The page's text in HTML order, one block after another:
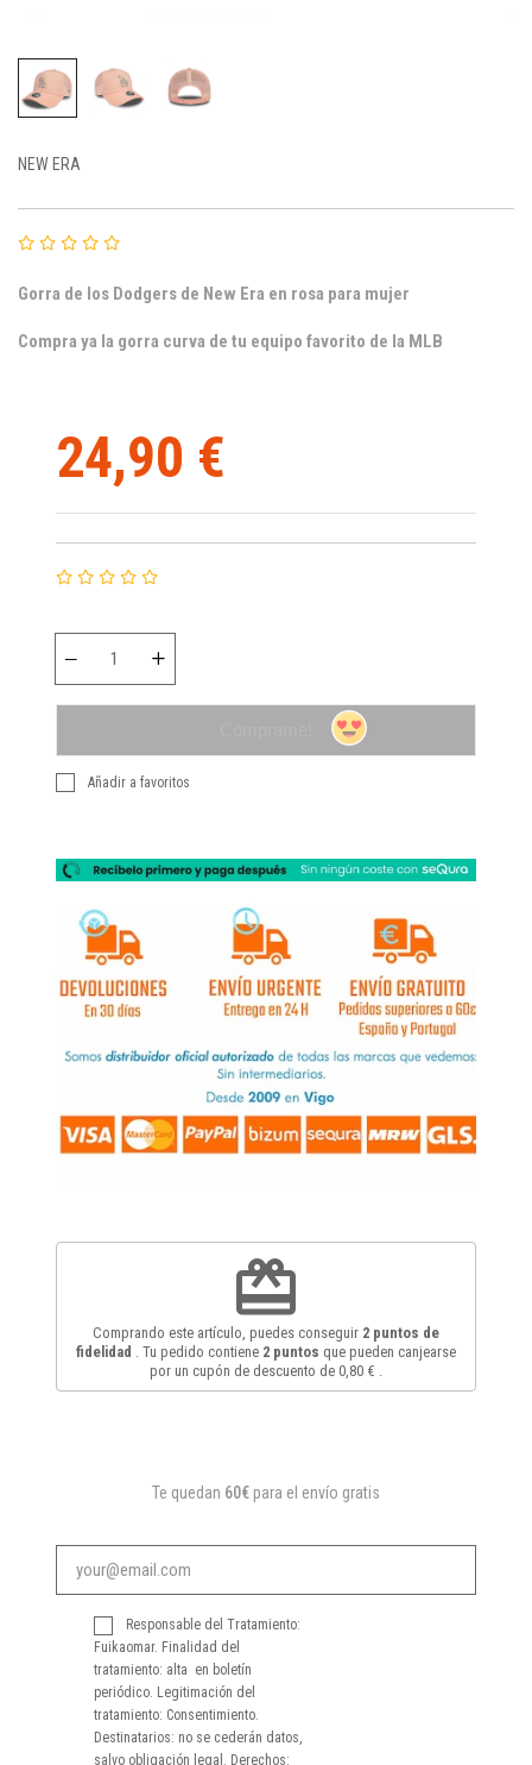
NEW ERA
Gorra de los Dodgers de New Era en rosa para mujer
Compra ya la gorra curva de tu equipo favorito de la MLB
24,90 €
Añadir a favoritos
redeem
Comprando este artículo, puedes conseguir 2 puntos de
fidelidad
. Tu pedido contiene 2 puntos que pueden canjearse
por un cupón de descuento de 0,80 €
Te quedan 60€ para el envío gratis
Responsable del Tratamiento:
Fuikaomar. Finalidad del
tratamiento: alta en boletín
periódico. Legitimación del
tratamiento: Consentimiento.
Destinatarios: no se cederán datos,
salvo obligación legal. Derechos: